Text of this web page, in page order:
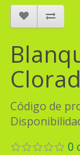
Código de
0